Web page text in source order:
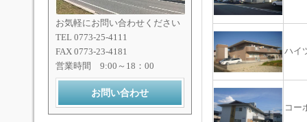
ハイ
コー
お気軽にお問い合わせください
TEL 0773-25-4111
FAX 0773-23-4181
営業時間 9:00～18：00
お問い合わせ